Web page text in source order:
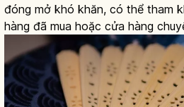
đóng mở khó khăn, có thể tham
hàng đã mua hoặc cửa hàng